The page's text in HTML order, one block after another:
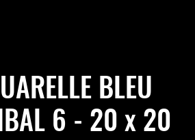
BLEU
6 - 20 x 20